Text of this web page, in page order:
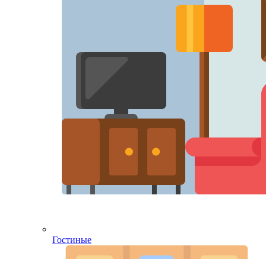
Гостиные